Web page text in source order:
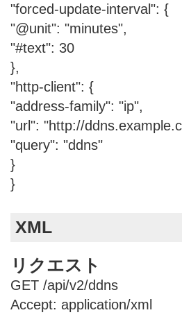
"forced-update-interval": {
"@unit": "minutes",
"#text": 30
},
"http-client": {
"address-family": "ip",
"url": "http://
"query": "ddns"
}
}
XML
リクエスト
GET /api/v2/ddns
Accept: application/xml